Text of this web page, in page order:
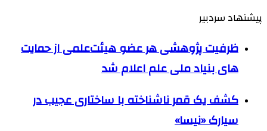
پیشنهاد سردبیر
ظرفیت پژوهشی هر عضو هیئت‌علمی از حمایت
های بنیاد ملی علم اعلام شد
کشف یک قمر ناشناخته با ساختاری عجیب در
سیارک «نیسا»